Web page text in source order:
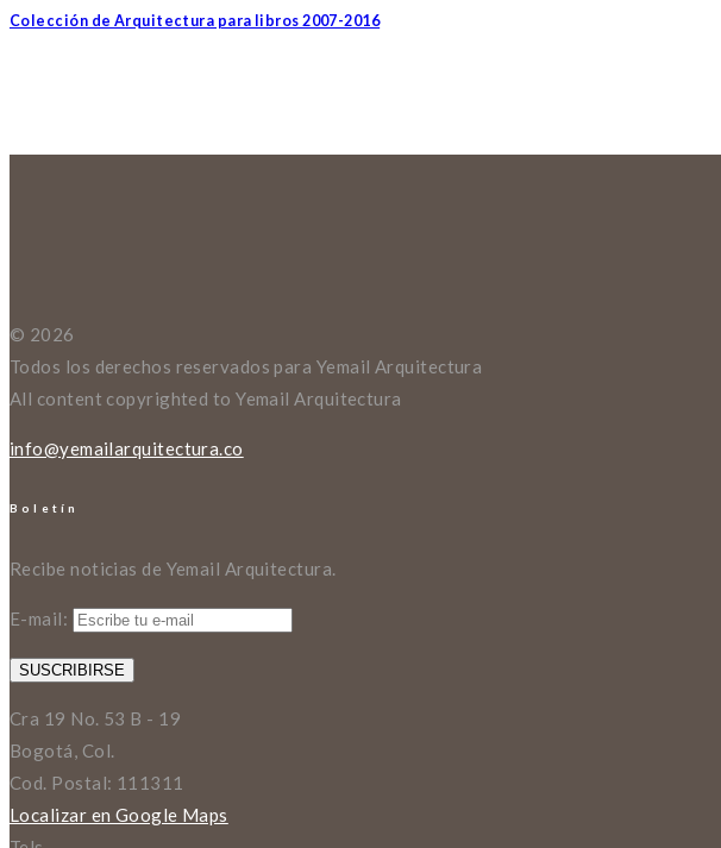
Colección de Arquitectura para libros 2007-2016
© 2026
Todos los derechos reservados para Yemail Arquitectura
All content copyrighted to Yemail Arquitectura
info@yemailarquitectura.co
Boletín
Recibe noticias de Yemail Arquitectura.
E-mail:
Cra 19 No. 53 B - 19
Bogotá, Col.
Cod. Postal: 111311
Localizar en Google Maps